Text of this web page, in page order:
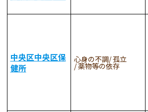
中央区中央区保
健所
心身の不調 孤立
薬物等の依存